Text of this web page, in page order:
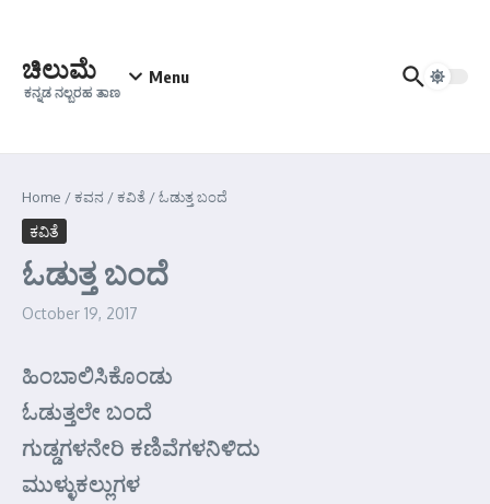
ಚಿಲುಮೆ
ಕನ್ನಡ ನಲ್ಬರಹ ತಾಣ
Menu
Home /ಕವನ /ಕವಿತೆ /ಓಡುತ್ತ ಬಂದೆ
ಕವಿತೆ
ಓಡುತ್ತ ಬಂದೆ
October 19, 2017
ಹಿಂಬಾಲಿಸಿಕೊಂಡು
ಓಡುತ್ತಲೇ ಬಂದೆ
ಗುಡ್ಡಗಳನೇರಿ ಕಣಿವೆಗಳನಿಳಿದು
ಮುಳ್ಳುಕಲ್ಲುಗಳ